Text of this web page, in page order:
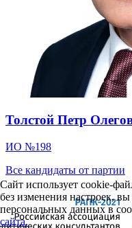
Толстой Петр
ИО №198
Все кандидаты от партии
Сайт использует cookie-
без изменения настроек, вы
персональных данных в
сайта.